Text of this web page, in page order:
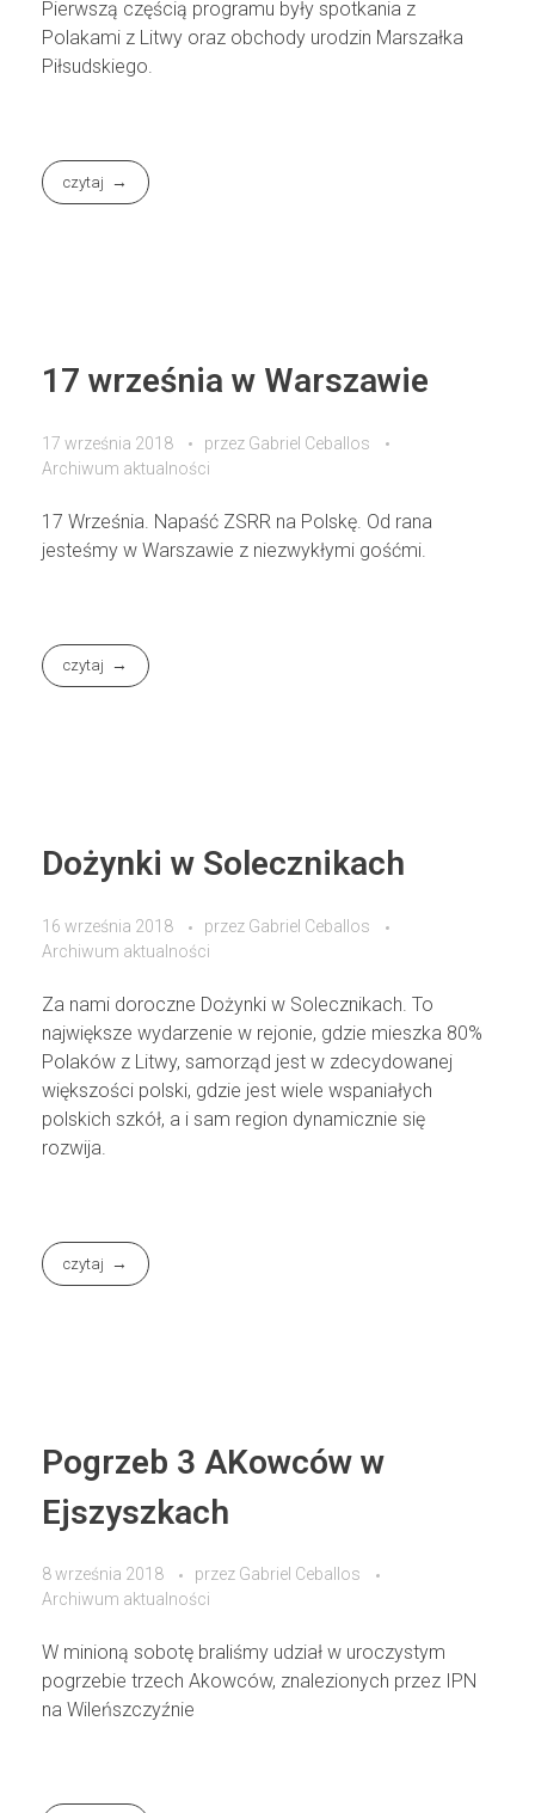
Pierwszą częścią programu były spotkania z
Polakami z Litwy oraz obchody urodzin Marszałka
Piłsudskiego.
czytaj
17 września w Warszawie
17 września 2018 przez Gabriel Ceballos
Archiwum aktualności
17 Września. Napaść ZSRR na Polskę. Od rana
jesteśmy w Warszawie z niezwykłymi gośćmi.
czytaj
Dożynki w Solecznikach
16 września 2018 przez Gabriel Ceballos
Archiwum aktualności
Za nami doroczne Dożynki w Solecznikach. To
największe wydarzenie w rejonie, gdzie mieszka 80%
Polaków z Litwy, samorząd jest w zdecydowanej
większości polski, gdzie jest wiele wspaniałych
polskich szkół, a i sam region dynamicznie się
rozwija.
czytaj
Pogrzeb 3 AKowców w
Ejszyszkach
8 września 2018 przez Gabriel Ceballos
Archiwum aktualności
W minioną sobotę braliśmy udział w uroczystym
pogrzebie trzech Akowców, znalezionych przez IPN
na Wileńszczyźnie